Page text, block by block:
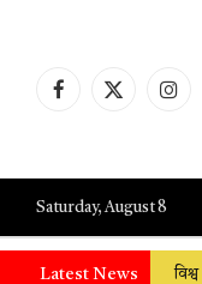
Facebook
X
Saturday, August 8
Latest News